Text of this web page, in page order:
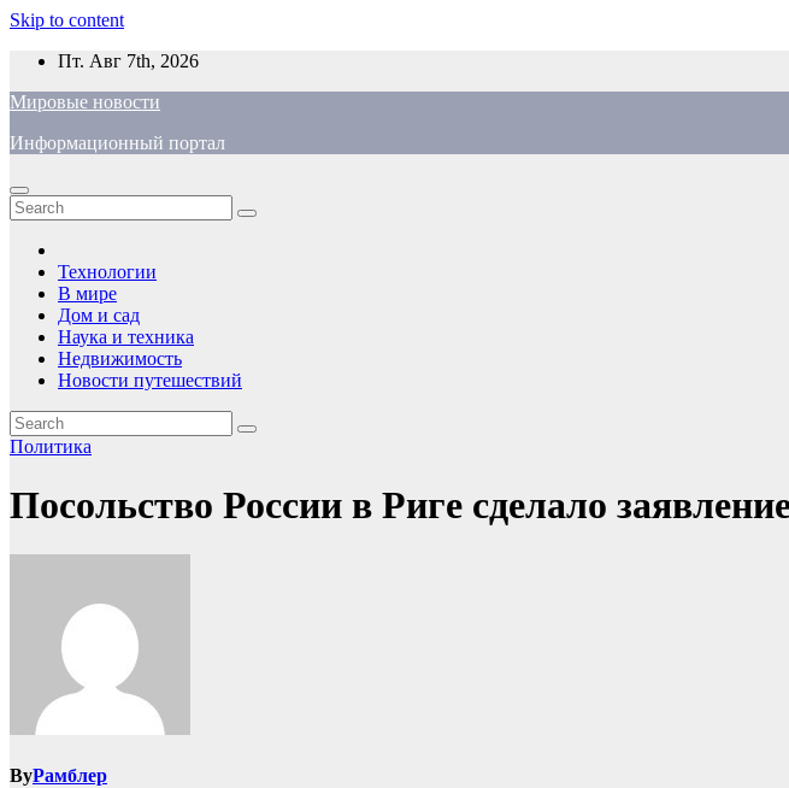
Skip to content
Пт. Авг 7th, 2026
Мировые новости
Информационный портал
Технологии
В мире
Дом и сад
Наука и техника
Недвижимость
Новости путешествий
Политика
Посольство России в Риге сделало
ByРамблер